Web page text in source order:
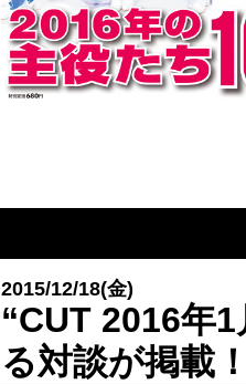
2015/12/18(金)
“CUT 2016年
る対談が掲載